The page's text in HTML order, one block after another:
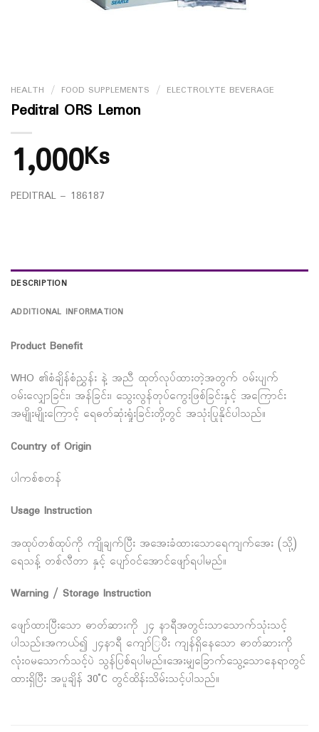
HEALTH / FOOD SUPPLEMENTS / ELECTROLYTE BEVERAGE
Peditral ORS Lemon
1,000Ks
PEDITRAL – 186187
DESCRIPTION
ADDITIONAL INFORMATION
Product Benefit
WHO ၏စံချိန်စံညွှန်း နဲ့ အညီ ထုတ်လုပ်ထားတဲ့အတွက် ဝမ်းပျက်
ဝမ်းလျှောခြင်း၊ အန်ခြင်း၊ သွေးလွန်တုပ်ကွေးဖြစ်ခြင်းနှင့် အကြောင်း
အမျိုးမျိုးကြောင့် ရေဓတ်ဆုံးရှုံးခြင်းတို့တွင် အသုံးပြုနိုင်ပါသည်။
Country of Origin
ပါကစ်စတန်
Usage Instruction
အထုပ်တစ်ထုပ်ကို ကျိုချက်ပြီး အအေးခံထားသောရေကျက်အေး (သို့)
ရေသန့် တစ်လီတာ နှင့် ပျော်ဝင်အောင်ဖျော်ရပါမည်။
Warning / Storage Instruction
ဖျော်ထားပြီးသော ဓာတ်ဆားကို ၂၄ နာရီအတွင်းသာသောက်သုံးသင့်
ပါသည်။အကယ်၍ ၂၄နာရီ ကျော်ြပီး ကျန်ရှိနေသော ဓာတ်ဆားကို
လုံးဝမသောက်သင့်ပဲ သွန်ပြစ်ရပါမည်။အေးမျှခြောက်သွေ့သောနေရာတွင်
ထားရှိပြီး အပူချိန် 30˚C တွင်ထိန်းသိမ်းသင့်ပါသည်။